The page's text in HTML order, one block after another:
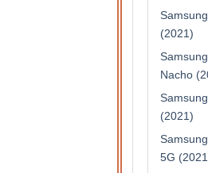
(2021)
Nacho
(2021)
5G